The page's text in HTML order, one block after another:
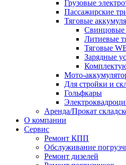
Грузовые
Пассажирские
Тяговые
Литиевые
Тяговые
Зарядные
Мото-
Для стройки и
Гольфкары
Аренда/Прокат
О компании
Сервис
Ремонт КПП
Обслуживание
Ремонт дизелей